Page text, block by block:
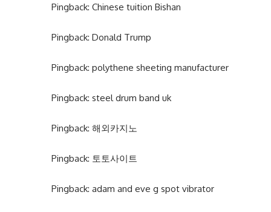
Pingback: Chinese tuition Bishan
Pingback: Donald Trump
Pingback: polythene sheeting manufacturer
Pingback: steel drum band uk
Pingback: 해외카지노
Pingback: 토토사이트
Pingback: adam and eve g spot vibrator